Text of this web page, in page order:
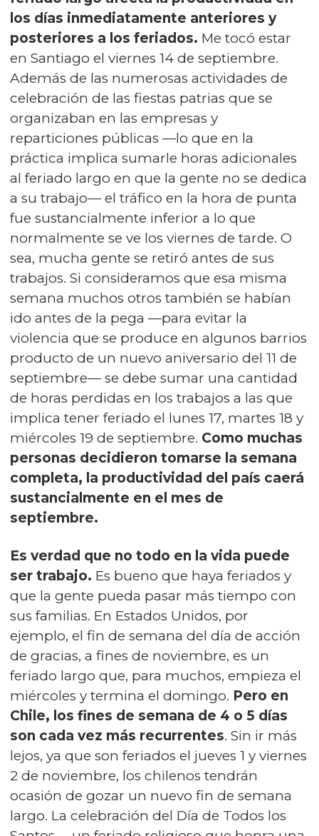
los días inmediatamente anteriores y
posteriores a los feriados. Me tocó estar
en Santiago el viernes 14 de septiembre.
Además de las numerosas actividades de
celebración de las fiestas patrias que se
organizaban en las empresas y
reparticiones públicas —lo que en la
práctica implica sumarle horas adicionales
al feriado largo en que la gente no se dedica
a su trabajo— el tráfico en la hora de punta
fue sustancialmente inferior a lo que
normalmente se ve los viernes de tarde. O
sea, mucha gente se retiró antes de sus
trabajos. Si consideramos que esa misma
semana muchos otros también se habían
ido antes de la pega —para evitar la
violencia que se produce en algunos barrios
producto de un nuevo aniversario del 11 de
septiembre— se debe sumar una cantidad
de horas perdidas en los trabajos a las que
implica tener feriado el lunes 17, martes 18 y
miércoles 19 de septiembre. Como muchas
personas decidieron tomarse la semana
completa, la productividad del país caerá
sustancialmente en el mes de
septiembre.
Es verdad que no todo en la vida puede
ser trabajo. Es bueno que haya feriados y
que la gente pueda pasar más tiempo con
sus familias. En Estados Unidos, por
ejemplo, el fin de semana del día de acción
de gracias, a fines de noviembre, es un
feriado largo que, para muchos, empieza el
miércoles y termina el domingo. Pero en
Chile, los fines de semana de 4 o 5 días
son cada vez más recurrentes. Sin ir más
lejos, ya que son feriados el jueves 1 y viernes
2 de noviembre, los chilenos tendrán
ocasión de gozar un nuevo fin de semana
largo. La celebración del Día de Todos los